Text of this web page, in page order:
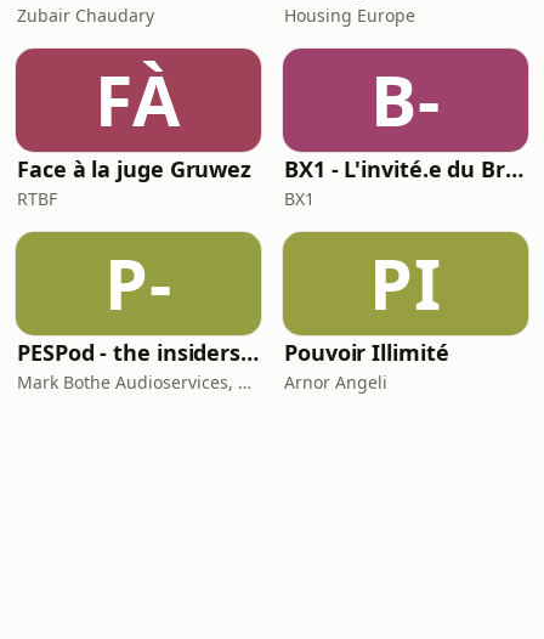
Zubair Chaudary Housing Europe
FÀ
Face à la juge Gruwez
RTBF
B-
BX1 - L'invité.e du Brunch
BX1
P-
PESPod - the insiders' guide to the EU labour market
Mark Bothe Audioservices, European PES Network, David Poyser
PI
Pouvoir Illimité
Arnor Angeli